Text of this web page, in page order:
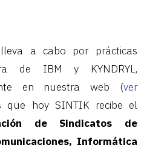
a cabo por prácticas
de IBM y KYNDRYL,
en nuestra web (ver
que hoy SINTIK recibe el
de Sindicatos de
Informática